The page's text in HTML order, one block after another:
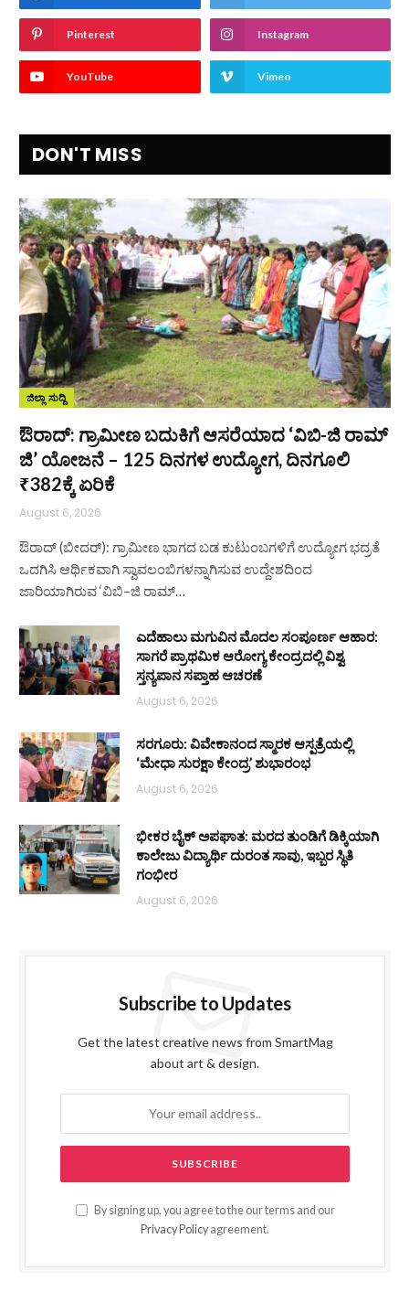
Pinterest Instagram
YouTube Vimeo
DON'T MISS
ಜಿಲ್ಲಾ ಸುದ್ದಿ
ಔರಾದ್: ಗ್ರಾಮೀಣ ಬದುಕಿಗೆ ಆಸರೆಯಾದ ‘ವಿಬಿ-ಜಿ ರಾಮ್
ಜಿ’ ಯೋಜನೆ – 125 ದಿನಗಳ ಉದ್ಯೋಗ, ದಿನಗೂಲಿ
₹382ಕ್ಕೆ ಏರಿಕೆ
August 6, 2026
ಔರಾದ್ (ಬೀದರ್): ಗ್ರಾಮೀಣ ಭಾಗದ ಬಡ ಕುಟುಂಬಗಳಿಗೆ ಉದ್ಯೋಗ ಭದ್ರತೆ
ಒದಗಿಸಿ ಆರ್ಥಿಕವಾಗಿ ಸ್ವಾವಲಂಬಿಗಳನ್ನಾಗಿಸುವ ಉದ್ದೇಶದಿಂದ
ಜಾರಿಯಾಗಿರುವ ‘ವಿಬಿ–ಜಿ ರಾಮ್…
ಎದೆಹಾಲು ಮಗುವಿನ ಮೊದಲ ಸಂಪೂರ್ಣ ಆಹಾರ:
ಸಾಗರೆ ಪ್ರಾಥಮಿಕ ಆರೋಗ್ಯ ಕೇಂದ್ರದಲ್ಲಿ ವಿಶ್ವ
ಸ್ತನ್ಯಪಾನ ಸಪ್ತಾಹ ಆಚರಣೆ
August 6, 2026
ಸರಗೂರು: ವಿವೇಕಾನಂದ ಸ್ಮಾರಕ ಆಸ್ಪತ್ರೆಯಲ್ಲಿ
‘ಮೇಧಾ ಸುರಕ್ಷಾ ಕೇಂದ್ರ’ ಶುಭಾರಂಭ
August 6, 2026
ಭೀಕರ ಬೈಕ್ ಅಪಘಾತ: ಮರದ ತುಂಡಿಗೆ ಡಿಕ್ಕಿಯಾಗಿ
ಕಾಲೇಜು ವಿದ್ಯಾರ್ಥಿ ದುರಂತ ಸಾವು, ಇಬ್ಬರ ಸ್ಥಿತಿ
ಗಂಭೀರ
August 6, 2026
Subscribe to Updates
Get the latest creative news from SmartMag
about art & design.
By signing up, you agree to the our terms and our
Privacy Policy agreement.